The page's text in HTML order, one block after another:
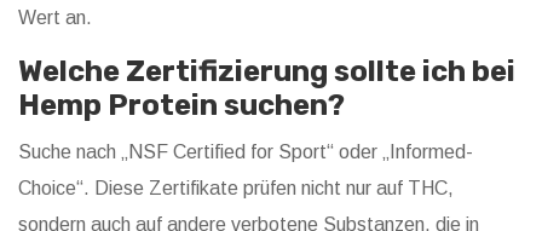
Wert an.
Welche Zertifizierung sollte ich bei
Hemp Protein suchen?
Suche nach „NSF Certified for Sport“ oder „Informed-
Choice“. Diese Zertifikate prüfen nicht nur auf THC,
sondern auch auf andere verbotene Substanzen, die in